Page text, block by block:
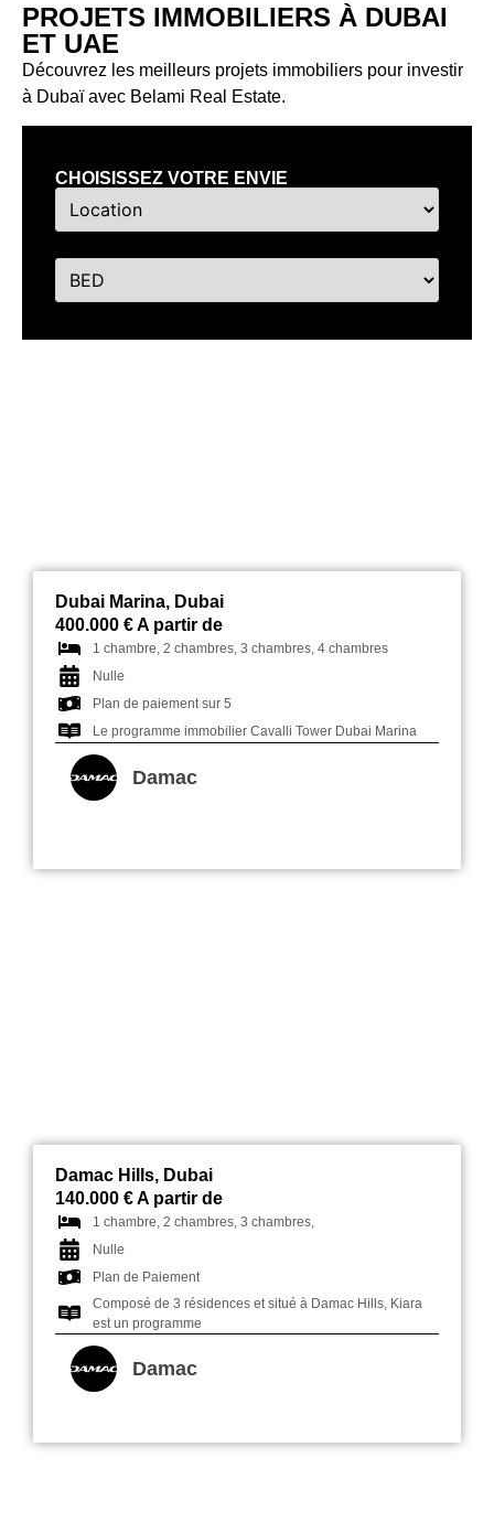
PROJETS IMMOBILIERS À DUBAI
ET UAE
Découvrez les meilleurs projets immobiliers pour investir
à Dubaï avec Belami Real Estate.
CHOISISSEZ VOTRE ENVIE
Dubai Marina, Dubai
400.000 € A partir de
1 chambre, 2 chambres, 3 chambres, 4 chambres
Nulle
Plan de paiement sur 5
Le programme immobilier Cavalli Tower Dubai Marina
Damac
Damac Hills, Dubai
140.000 € A partir de
1 chambre, 2 chambres, 3 chambres,
Nulle
Plan de Paiement
Composé de 3 résidences et situé à Damac Hills, Kiara
est un programme
Damac